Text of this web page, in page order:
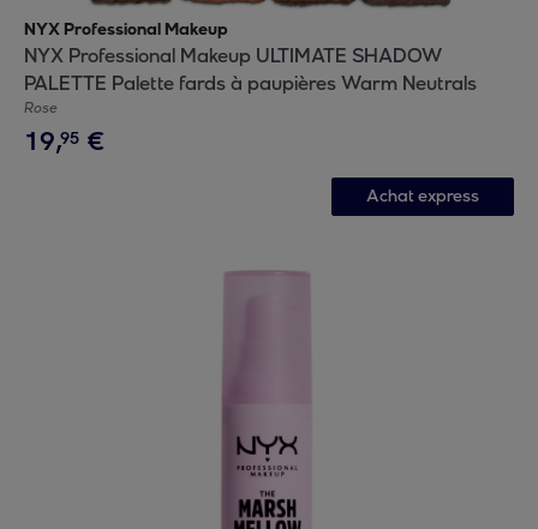
NYX Professional Makeup
NYX Professional Makeup ULTIMATE SHADOW
PALETTE Palette fards à paupières Warm Neutrals
Rose
19,95 €
Achat express